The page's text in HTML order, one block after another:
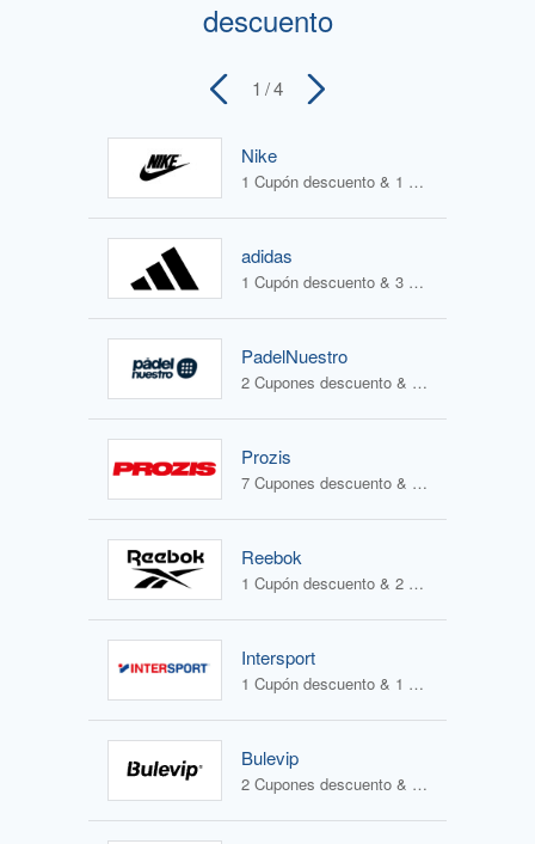
descuento
1 / 4
Nike
1 Cupón descuento & 1 Oferta
adidas
1 Cupón descuento & 3 Ofertas
PadelNuestro
2 Cupones descuento & 2 Ofertas
Prozis
7 Cupones descuento & 0 Ofertas
Reebok
1 Cupón descuento & 2 Ofertas
Intersport
1 Cupón descuento & 1 Oferta
Bulevip
2 Cupones descuento & 2 Ofertas